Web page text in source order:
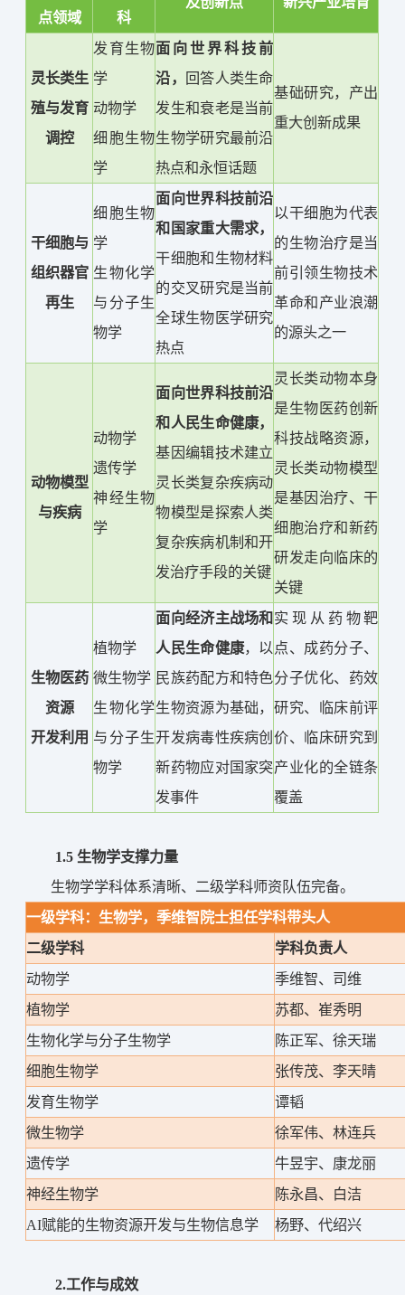
点领域 科
灵长类生
殖与发育
调控
发育生物
学
动物学
细胞生物
学
面向世界科技前
沿，
回答人类生命
发生和衰老是当前
生物学研究最前沿
热点和永恒话题
基础研究，产出
重大创新成果
干细胞与
组织器官
再生
细胞生物
学
生物化学
与分子生
物学
面向世界科技前沿
和国家重大需求，
干细胞和生物材料
的交叉研究是当前
全球生物医学研究
热点
以干细胞为代表
的生物治疗是当
前引领生物技术
革命和产业浪潮
的源头之一
动物模型
与疾病
动物学
遗传学
神经生物
学
面向世界科技前沿
和人民生命健康，
基因编辑技术建立
灵长类复杂疾病动
物模型是探索人类
复杂疾病机制和开
发治疗手段的关键
灵长类动物本身
是生物医药创新
科技战略资源，
灵长类动物模型
是基因治疗、干
细胞治疗和新药
研发走向临床的
关键
生物医药
资源
开发利用
植物学
微生物学
生物化学
与分子生
物学
面向经济主战场和
人民生命健康，以
民族药配方和特色
生物资源为基础，
开发病毒性疾病创
新药物应对国家突
发事件
实现从药物靶
点、成药分子、
分子优化、药效
研究、临床前评
价、临床研究到
产业化的全链条
覆盖
1.5 生物学支撑力量
生物学学科体系清晰、二级学科师资队伍完备。
一级学科：生物学，季维智院士担任学科带头人
二级学科
学科负责人
动物学
季维智、司维
植物学
苏都、崔秀明
生物化学与分子生物学
陈正军、徐天瑞
细胞生物学
张传茂、李天晴
发育生物学
谭韬
微生物学
徐军伟、林连兵
遗传学
牛昱宇、康龙丽
神经生物学
陈永昌、白洁
AI赋能的生物资源开发与生物信息学
杨野、代绍兴
2.工作与成效